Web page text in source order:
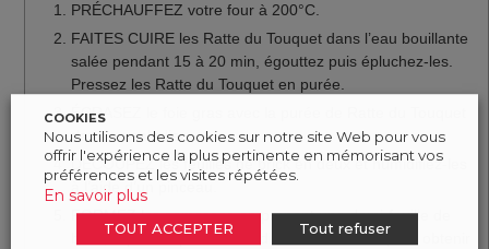
PRÉCHAUFFEZ votre four à 200°C.
FAITES CUIRE les Ratte du Touquet dans l’eau bouillante
salée pendant 15 à 20 min, égouttez puis épluchez-les.
Pressez les Ratte du Touquet en purée.
ÉCRASEZ le foie gras avec la purée de Ratte du Touquet
dans un saladier.
DÉCOUPEZ les feuilles de brick en deux et humidifiez-les
à l’aide d’un pinceau.
FORMEZ les samossas en prenant une demi-feuille de
brick, repliez la partie arrondie vers l’intérieur pour obtenir
COOKIES
Nous utilisons des cookies sur notre site Web pour vous
offrir l'expérience la plus pertinente en mémorisant vos
préférences et les visites répétées.
En savoir plus
TOUT ACCEPTER Tout refuser